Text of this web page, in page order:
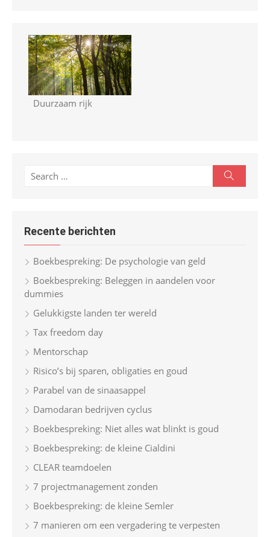
Duurzaam rijk
c
f
o
r
:
e
Recente berichten
Boekbespreking: De psychologie van geld
Boekbespreking: Beleggen in aandelen voor
dummies
Gelukkigste landen ter wereld
Tax freedom day
Mentorschap
Risico’s bij sparen, obligaties en goud
Parabel van de sinaasappel
Damodaran bedrijven cyclus
Boekbespreking: Niet alles wat blinkt is goud
Boekbespreking: de kleine Cialdini
CLEAR teamdoelen
7 projectmanagement zonden
Boekbespreking: de kleine Semler
7 manieren om een vergadering te verpesten